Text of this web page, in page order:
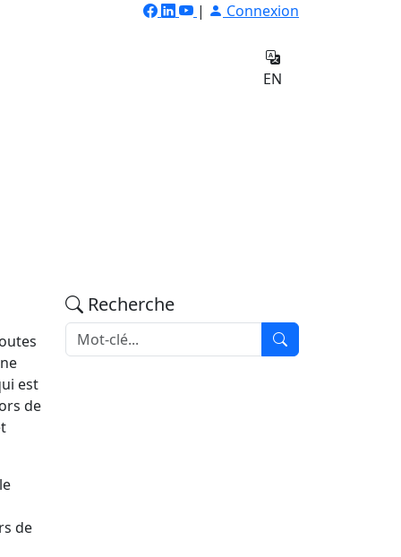
|
Connexion
EN
est
de
de
Recherche